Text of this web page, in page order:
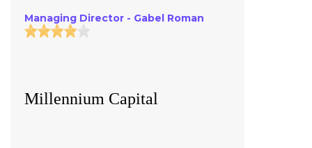
Managing Director - Gabel Roman
Millennium Capital